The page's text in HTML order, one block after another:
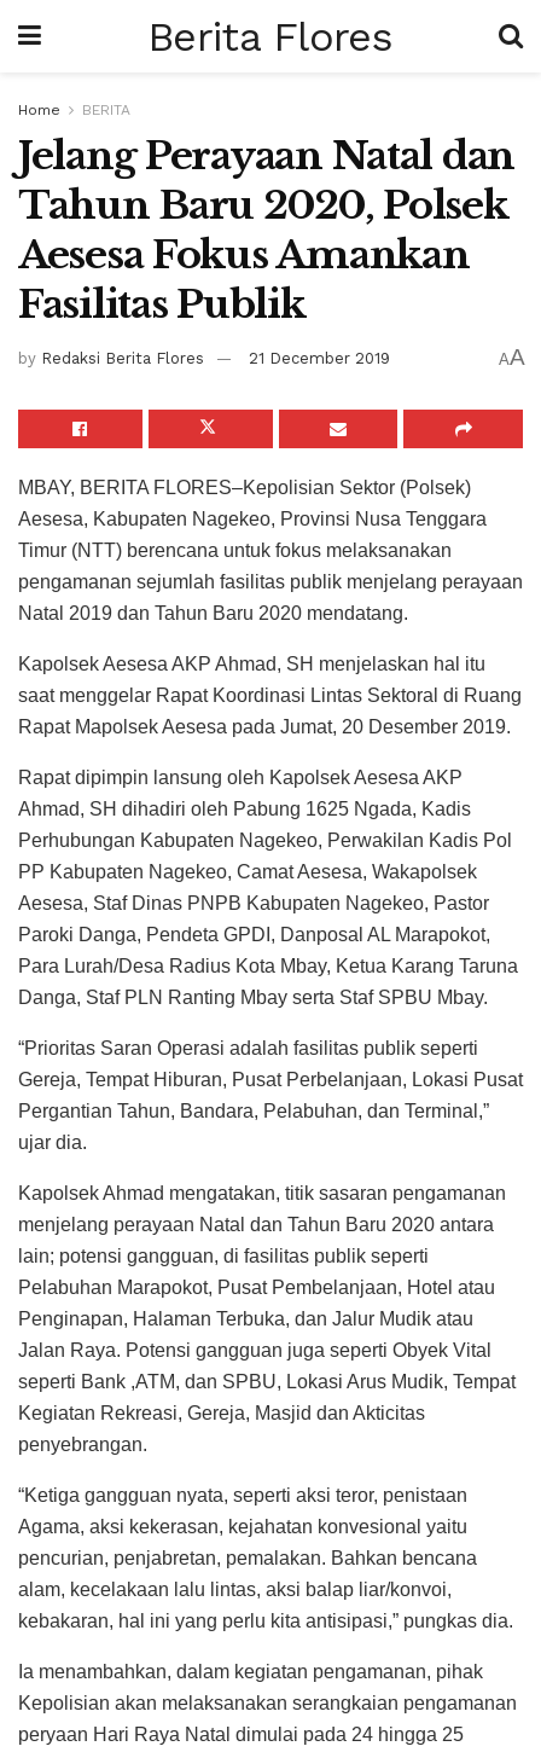
Berita Flores
Home BERITA
Jelang Perayaan Natal dan
Tahun Baru 2020, Polsek
Aesesa Fokus Amankan
Fasilitas Publik
by Redaksi Berita Flores 21 December 2019 AA
MBAY, BERITA FLORES–Kepolisian Sektor (Polsek)
Aesesa, Kabupaten Nagekeo, Provinsi Nusa Tenggara
Timur (NTT) berencana untuk fokus melaksanakan
pengamanan sejumlah fasilitas publik menjelang perayaan
Natal 2019 dan Tahun Baru 2020 mendatang.
Kapolsek Aesesa AKP Ahmad, SH menjelaskan hal itu
saat menggelar Rapat Koordinasi Lintas Sektoral di Ruang
Rapat Mapolsek Aesesa pada Jumat, 20 Desember 2019.
Rapat dipimpin lansung oleh Kapolsek Aesesa AKP
Ahmad, SH dihadiri oleh Pabung 1625 Ngada, Kadis
Perhubungan Kabupaten Nagekeo, Perwakilan Kadis Pol
PP Kabupaten Nagekeo, Camat Aesesa, Wakapolsek
Aesesa, Staf Dinas PNPB Kabupaten Nagekeo, Pastor
Paroki Danga, Pendeta GPDI, Danposal AL Marapokot,
Para Lurah/Desa Radius Kota Mbay, Ketua Karang Taruna
Danga, Staf PLN Ranting Mbay serta Staf SPBU Mbay.
“Prioritas Saran Operasi adalah fasilitas publik seperti
Gereja, Tempat Hiburan, Pusat Perbelanjaan, Lokasi Pusat
Pergantian Tahun, Bandara, Pelabuhan, dan Terminal,”
ujar dia.
Kapolsek Ahmad mengatakan, titik sasaran pengamanan
menjelang perayaan Natal dan Tahun Baru 2020 antara
lain; potensi gangguan, di fasilitas publik seperti
Pelabuhan Marapokot, Pusat Pembelanjaan, Hotel atau
Penginapan, Halaman Terbuka, dan Jalur Mudik atau
Jalan Raya. Potensi gangguan juga seperti Obyek Vital
seperti Bank ,ATM, dan SPBU, Lokasi Arus Mudik, Tempat
Kegiatan Rekreasi, Gereja, Masjid dan Akticitas
penyebrangan.
“Ketiga gangguan nyata, seperti aksi teror, penistaan
Agama, aksi kekerasan, kejahatan konvesional yaitu
pencurian, penjabretan, pemalakan. Bahkan bencana
alam, kecelakaan lalu lintas, aksi balap liar/konvoi,
kebakaran, hal ini yang perlu kita antisipasi,” pungkas dia.
Ia menambahkan, dalam kegiatan pengamanan, pihak
Kepolisian akan melaksanakan serangkaian pengamanan
peryaan Hari Raya Natal dimulai pada 24 hingga 25